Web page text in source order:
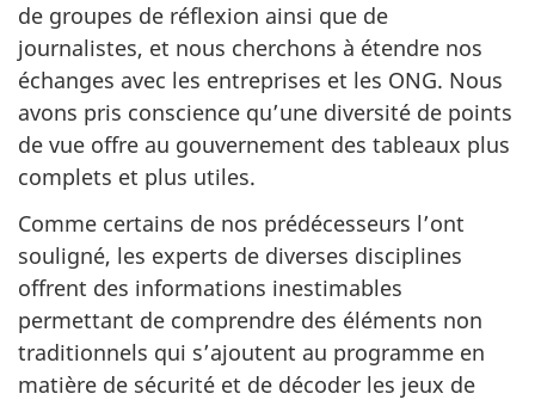
de groupes de réflexion ainsi que de
journalistes, et nous cherchons à étendre nos
échanges avec les entreprises et les ONG. Nous
avons pris conscience qu’une diversité de points
de vue offre au gouvernement des tableaux plus
complets et plus utiles.
Comme certains de nos prédécesseurs l’ont
souligné, les experts de diverses disciplines
offrent des informations inestimables
permettant de comprendre des éléments non
traditionnels qui s’ajoutent au programme en
matière de sécurité et de décoder les jeux de